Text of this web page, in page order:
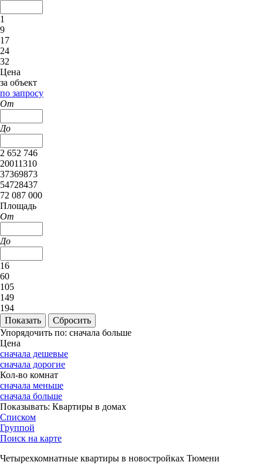
1
9
17
24
32
Цена
за объект
по запросу
От
До
2 652 746
20011310
37369873
54728437
72 087 000
Площадь
От
До
16
60
105
149
194
Упорядочить по: сначала больше
Цена
сначала дешевые
сначала дорогие
Кол-во комнат
сначала меньше
сначала больше
Показывать: Квартиры в домах
Списком
Группой
Поиск на карте
Четырехкомнатные квартиры в новостройках Тюмени